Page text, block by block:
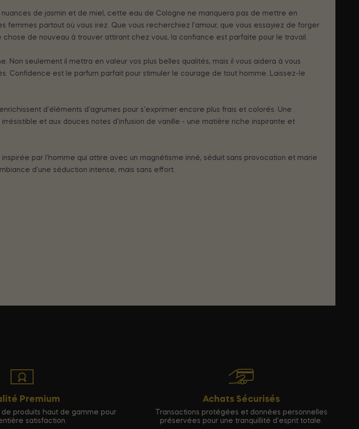
de jasmin et de miel, cette eau de Cologne ne manquera pas de mettre en
femmes partout où vous irez. Que vous recherchiez l'amour, que vous essayiez de forger
de nouveau à trouver attirant chez vous, la confiance est parfaite pour le travail.
seulement il mettra en valeur vos plus belles qualités, mais il vous aidera à vous
Confidence est le parfum parfait pour stimuler le courage de tout homme. Laissez-le
d'éléments d'agrumes pour s'exprimer encore plus frais et colorés. Une
et aux douces notes d'infusion de vanille - une matière riche inspirante et
par l'homme qui attire avec un magnétisme inné, séduit sans provocation et marie
d'une séduction intense, mais sans effort.
Premium
produits haut de gamme pour
satisfaction.
Achats Sécurisés
Transactions protégées et données personnelles
préservées pour une tranquillité d'esprit totale.